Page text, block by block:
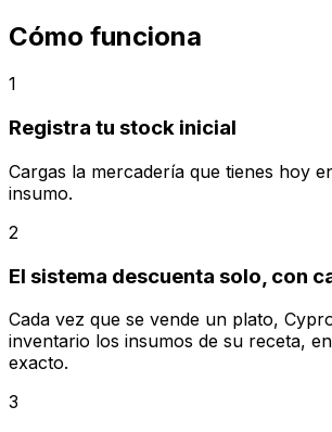
Cómo funciona
1
Registra tu stock inicial
Cargas la mercadería que tienes hoy
insumo.
2
El sistema descuenta solo, con
Cada vez que se vende un plato,
inventario los insumos de su receta,
exacto.
3